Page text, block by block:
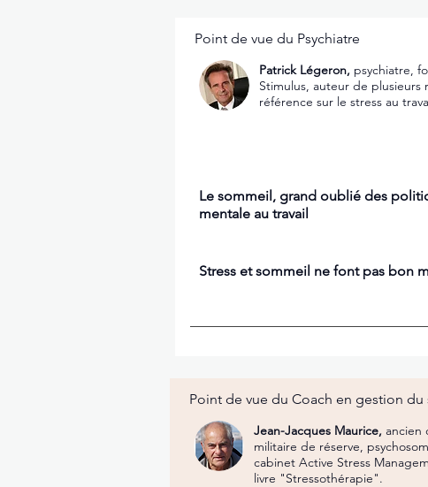
Point de vue du Psychiatre
Patrick Légeron, psychiatre,
Stimulus, auteur de plusieurs
référence sur le stress au
Le sommeil, grand oublié des
mentale au travail
Stress et sommeil ne font pas bon
Point de vue du Coach en gestion du
Jean-Jacques Maurice, ancien
militaire de réserve,
cabinet Active Stress
livre "Stressothérapie".